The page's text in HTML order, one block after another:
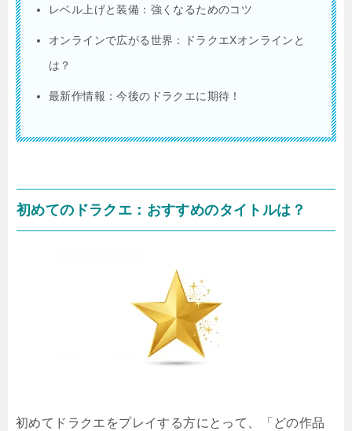
レベル上げと装備：強くなるためのコツ
オンラインで広がる世界：ドラクエXオンラインと
は？
最新作情報：今後のドラクエに期待！
初めてのドラクエ：おすすめのタイトルは？
初めてドラクエをプレイする方にとって、「どの作品